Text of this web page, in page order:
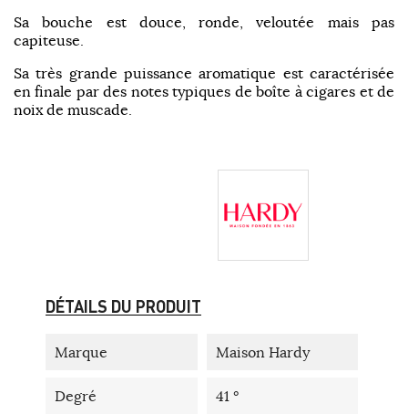
Sa bouche est douce, ronde, veloutée mais pas
capiteuse.
Sa très grande puissance aromatique est caractérisée
en finale par des notes typiques de boîte à cigares et de
noix de muscade.
DÉTAILS DU PRODUIT
Marque Maison Hardy
Degré 41 °